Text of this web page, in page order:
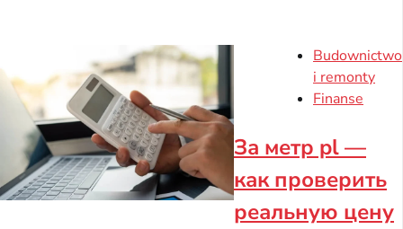
Budownictwo
i remonty
Finanse
За метр pl —
как проверить
реальную цену